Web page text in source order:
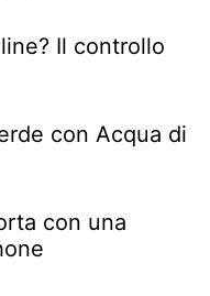
Il controllo
con Acqua di
con una